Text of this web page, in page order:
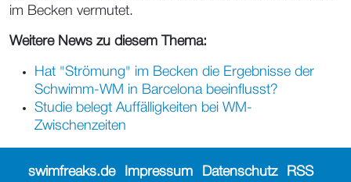
im Becken vermutet.
Weitere News zu diesem Thema:
Hat "Strömung" im Becken die Ergebnisse der
Schwimm-WM in Barcelona beeinflusst?
Studie belegt Auffälligkeiten bei WM-
Zwischenzeiten
swimfreaks.de Impressum Datenschutz RSS